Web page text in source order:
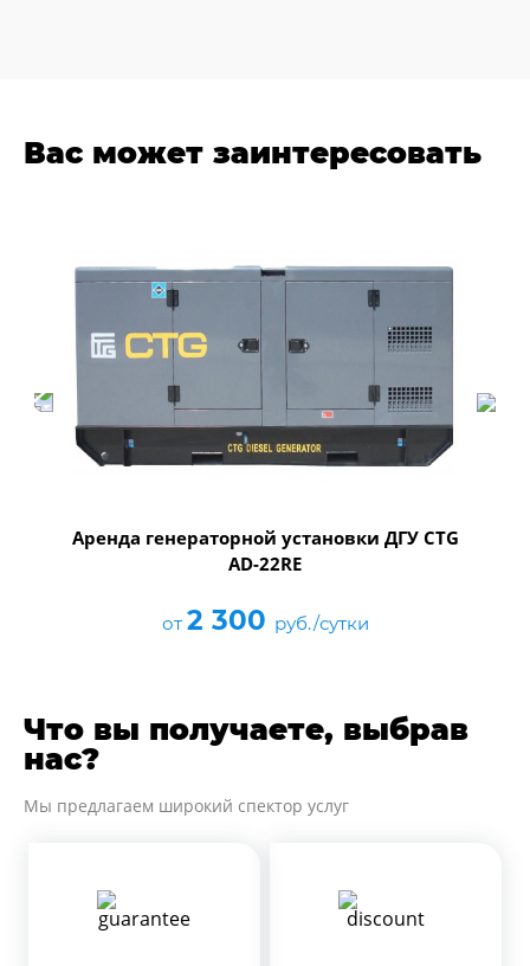
Вас может заинтересовать
Аренда генераторной установки ДГУ CTG
AD-22RE
от 2 300 руб./сутки
Что вы получаете, выбрав
нас?
Мы предлагаем широкий спектор услуг